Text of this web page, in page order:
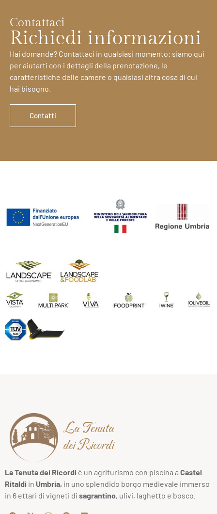
Contattaci
Richiedi informazioni
Hai domande? Contattaci in qualsiasi momento: siamo qui
per aiutarti con i dettagli della prenotazione, le
caratteristiche delle camere o qualsiasi altra cosa di cui
hai bisogno.
Contatti
La Tenuta
dei Ricordi
La Tenuta dei Ricordi è un agriturismo con piscina a Castel
Ritaldi in Umbria, in uno splendido borgo medievale immerso
in 6 ettari di vigneti di sagrantino, ulivi, laghetto e bosco.